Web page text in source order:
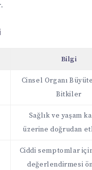
Bilgi
Cinsel Organı
Bitkiler
Sağlık ve yaşam
üzerine doğrudan
Ciddi semptomlar
değerlendirmesi